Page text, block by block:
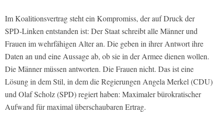
Im Koalitionsvertrag steht ein Kompromiss, der auf Druck der
SPD-Linken entstanden ist: Der Staat schreibt alle Männer und
Frauen im wehrfähigen Alter an. Die geben in ihrer Antwort ihre
Daten an und eine Aussage ab, ob sie in der Armee dienen wollen.
Die Männer müssen antworten. Die Frauen nicht. Das ist eine
Lösung in dem Stil, in dem die Regierungen Angela Merkel (CDU)
und Olaf Scholz (SPD) regiert haben: Maximaler bürokratischer
Aufwand für maximal überschaubaren Ertrag.